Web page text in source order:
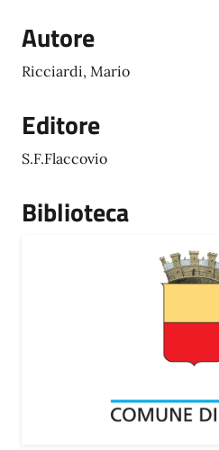
Autore
Ricciardi, Mario
Editore
S.F.Flaccovio
Biblioteca